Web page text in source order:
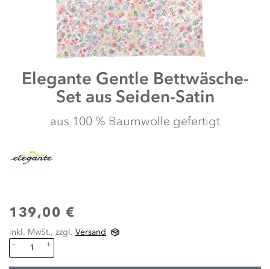
Zum
Anfang
Elegante Gentle Bettwäsche-
Set aus Seiden-Satin
aus 100 % Baumwolle gefertigt
139,00 €
inkl. MwSt., zzgl. Versand
-
+